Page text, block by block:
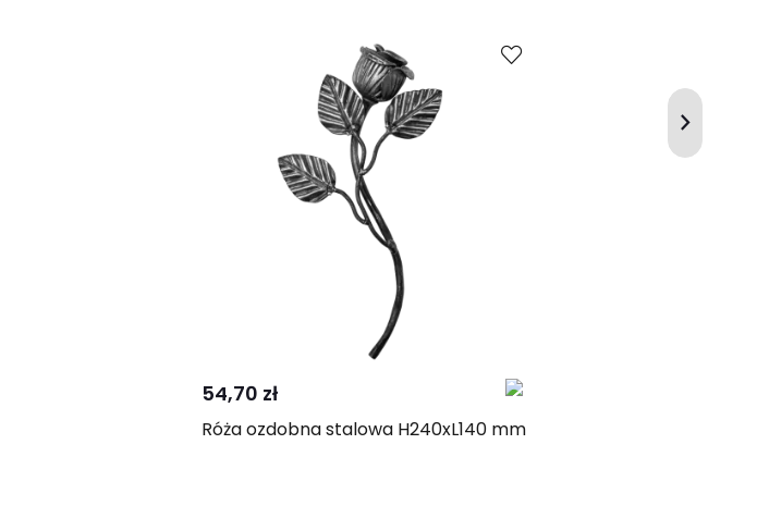
Porównaj
54,70 zł
Róża ozdobna stalowa H240xL140 mm